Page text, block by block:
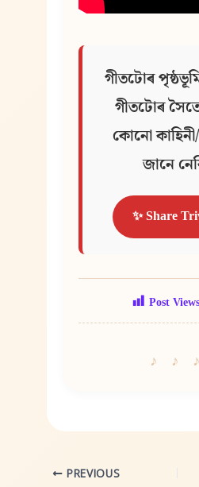
গীতটোৰ
গীতটোৰ
কোনো
জানে
✨ Share
Post
PREVIOUS